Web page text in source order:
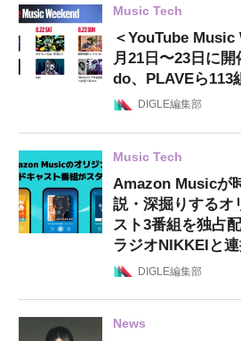
Music Tech
＜YouTube Music
月21日〜23日に
do、PLAVEら113
DIGLE編集部
Music Tech
Amazon Musicが
説・深掘りするオ
スト3番組を独占
ラジオNIKKEIと
DIGLE編集部
News